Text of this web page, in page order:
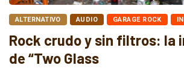
ALTERNATIVO AUDIO GARAGE ROCK
Rock crudo y sin filtros: la
de “Two Glass